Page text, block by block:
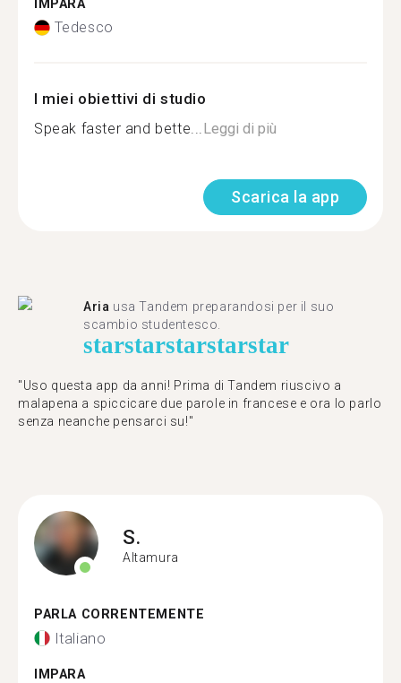
IMPARA
Tedesco
I miei obiettivi di studio
Speak faster and bette...Leggi di più
Scarica la app
Aria usa Tandem preparandosi per il suo
scambio studentesco.
starstarstarstarstar
"Uso questa app da anni! Prima di Tandem riuscivo a
malapena a spiccicare due parole in francese e ora lo parlo
senza neanche pensarci su!"
S.
Altamura
PARLA CORRENTEMENTE
Italiano
IMPARA